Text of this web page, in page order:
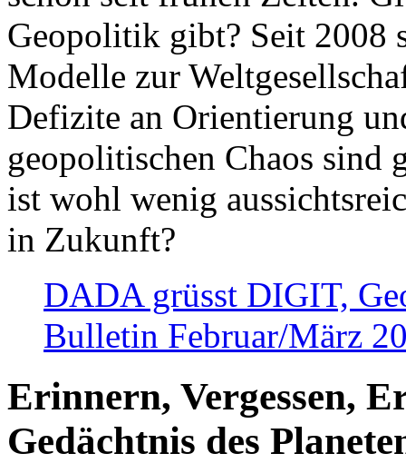
Geopolitik gibt? Seit 2008
Modelle zur
Defizite an Orientierung
geopolitischen Chaos sind
ist wohl wenig
in Zukunft?
DADA grüsst DIGIT,
Bulletin Februar/März
Erinnern, Vergessen,
Gedächtnis des